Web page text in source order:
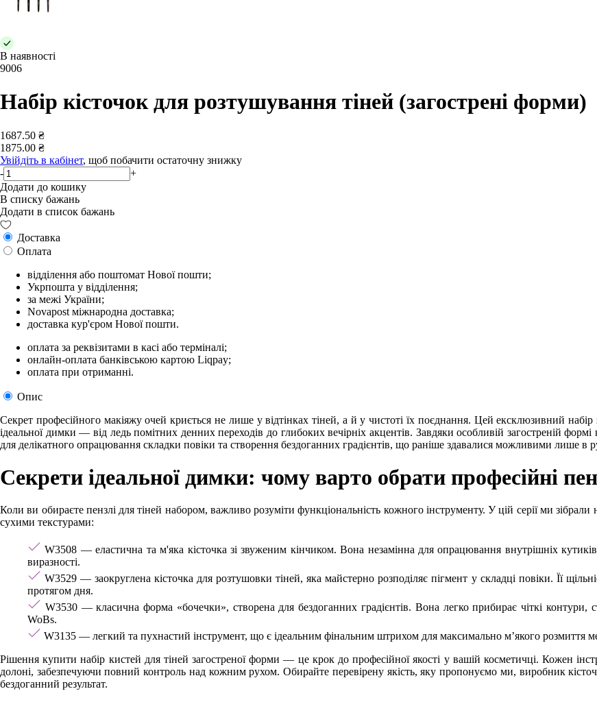
В наявності
9006
Набір кісточок для розтушування тіней (загострені форми)
1687.50 ₴
1875.00 ₴
Увійдіть в кабінет, щоб побачити остаточну знижку
-
+
Додати до кошику
В списку бажань
Додати в список бажань
Доставка
Оплата
відділення або поштомат Нової пошти;
Укрпошта у відділення;
за межі України;
Novapost міжнародна доставка;
доставка кур'єром Нової пошти.
оплата за реквізитами в касі або терміналі;
онлайн-оплата банківською картою Liqpay;
оплата при отриманні.
Опис
Секрет професійного макіяжу очей криється не лише у відтінках тіней, а й у чистоті їх поєднання. Цей ексклюзивний
ідеальної димки — від ледь помітних денних переходів до глибоких вечірніх акцентів. Завдяки особливій загостреній
для делікатного опрацювання складки повіки та створення бездоганних градієнтів, що раніше здавалися можливими лише в
Секрети ідеальної димки: чому варто обрати професійні
Коли ви обираєте пензлі для тіней набором, важливо розуміти функціональність кожного інструменту. У цій серії ми
сухими текстурами:
W3508 — еластична та м'яка кісточка зі звуженим кінчиком. Вона незамінна для опрацювання внутрішніх
виразності.
W3529 — заокруглена кісточка для розтушовки тіней, яка майстерно розподіляє пігмент у складці повіки. Її
протягом дня.
W3530 — класична форма «бочечки», створена для бездоганних градієнтів. Вона легко прибирає чіткі
WoBs.
W3135 — легкий та пухнастий інструмент, що є ідеальним фінальним штрихом для максимально м’якого розмиття
Рішення купити набір кистей для тіней загостреної форми — це крок до професійної якості у вашій косметичці. Кожен
долоні, забезпечуючи повний контроль над кожним рухом. Обирайте перевірену якість, яку пропонуємо ми, виробник
бездоганний результат.